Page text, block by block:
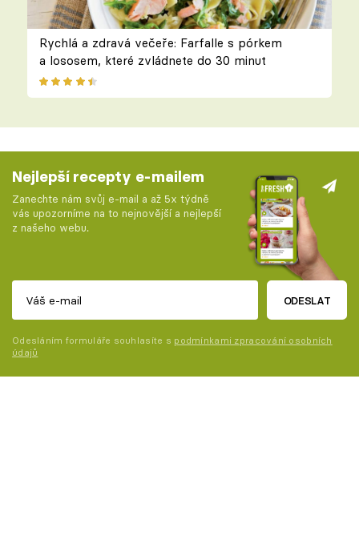
Rychlá a zdravá večeře: Farfalle s pórkem
a lososem, které zvládnete do 30 minut
Nejlepší recepty e-mailem
Zanechte nám svůj e-mail a až 5x týdně
vás upozorníme na to nejnovější a nejlepší
z našeho webu.
ODESLAT
Odesláním formuláře souhlasíte s podmínkami zpracování osobních
údajů